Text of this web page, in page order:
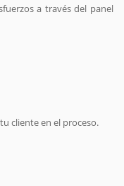
a través del panel
cliente en el proceso.